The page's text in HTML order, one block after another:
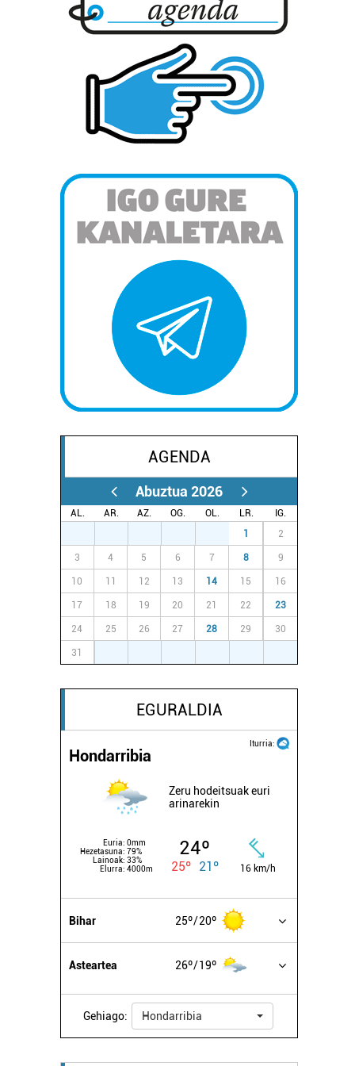
AGENDA
Abuztua 2026
AL. AR. AZ. OG. OL. LR.
IG.
1 2
3 4 5 6 7 8 9
10 11 12 13 14 15 16
17 18 19 20 21 22 23
24 25 26 27 28 29 30
31
EGURALDIA
Iturria:
Hondarribia
Zeru hodeitsuak euri
arinarekin
Euria: 0mm
Hezetasuna: 79%
Lainoak: 33%
Elurra: 4000m
24º
25º 21º 16 km/h
Bihar 25º 20º
Asteartea 26º 19º
Gehiago: Hondarribia